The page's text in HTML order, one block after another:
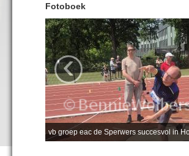
Fotoboek
vb groep eac de Sperwers succesvol in
‹